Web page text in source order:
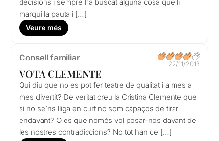
decisions i sempre ha buscat alguna cosa que li
marqui la pauta i […]
Veure més
Consell familiar
22/11/2013
VOTA CLEMENTE
Qui diu que no es pot fer teatre de qualitat i a mes a
mes divertit? De veritat creu la Cristina Clemente que
si no se’ns lliga en curt no som capaços de tirar
endavant? O es que només vol posar-nos davant de
les nostres contradiccions? No tot han de […]